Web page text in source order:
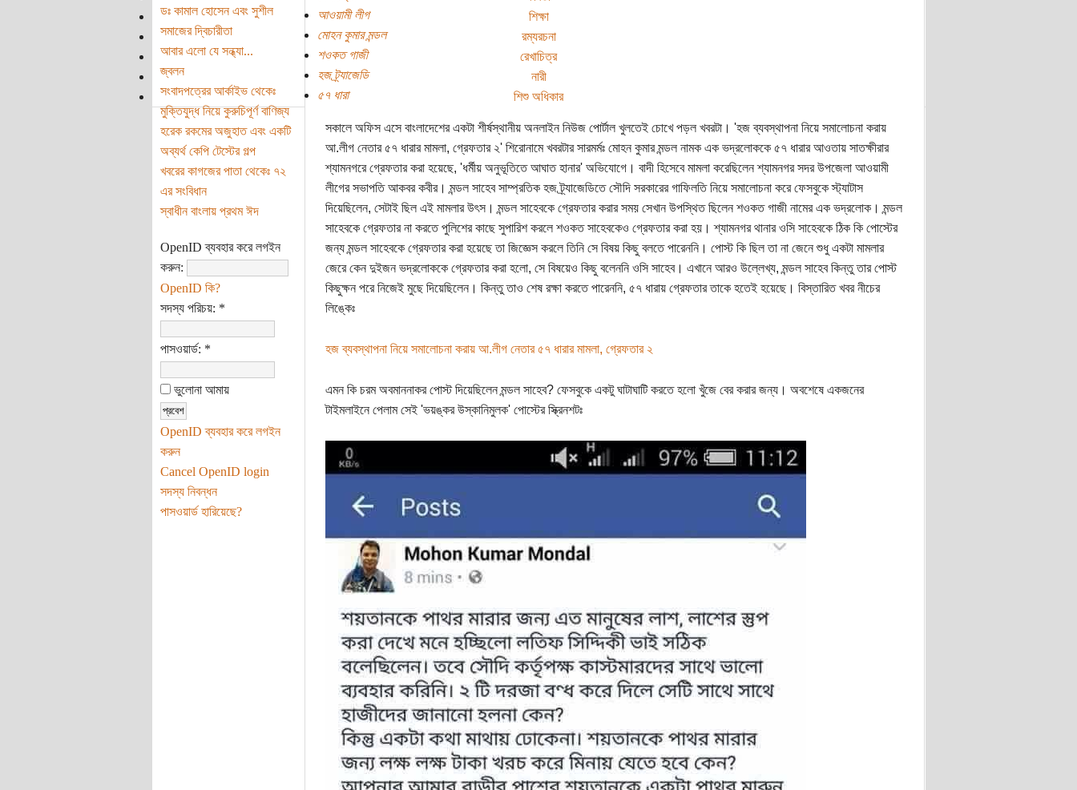
শিক্ষা
রম্যরচনা
রেখাচিত্র
নারী
শিশু অধিকার
ডঃ কামাল হোসেন এবং সুশীল
সমাজের দ্বিচারীতা
আবার এলো যে সন্ধ্যা...
জ্বলন
সংবাদপত্রের আর্কাইভ থেকেঃ
মুক্তিযুদ্ধ নিয়ে কুরুচিপূর্ণ বাণিজ্য
হরেক রকমের অজুহাত এবং একটি
অব্যর্থ কেপি টেস্টের গল্প
খবরের কাগজের পাতা থেকেঃ ৭২
এর সংবিধান
স্বাধীন বাংলায় প্রথম ঈদ
OpenID ব্যবহার করে লগইন
করুন:
OpenID কি?
সদস্য পরিচয়: *
পাসওয়ার্ড: *
ভুলোনা আমায়
OpenID ব্যবহার করে লগইন
করুন
Cancel OpenID login
সদস্য নিবন্ধন
পাসওয়ার্ড হারিয়েছে?
আওয়ামী লীগ
মোহন কুমার মন্ডল
শওকত গাজী
হজ ট্র্যাজেডি
৫৭ ধারা
সকালে অফিস এসে বাংলাদেশের একটা শীর্ষস্থানীয় অনলাইন নিউজ পোর্টাল খুলতেই চোখে পড়ল খবরটা। 'হজ ব্যবস্থাপনা নিয়ে সমালোচনা করায়
আ.লীগ নেতার ৫৭ ধারার মামলা, গ্রেফতার ২' শিরোনামে খবরটার সারমর্মঃ মোহন কুমার মন্ডল নামক এক ভদ্রলোককে ৫৭ ধারার আওতায় সাতক্ষীরার
শ্যামনগরে গ্রেফতার করা হয়েছে, 'ধর্মীয় অনুভূতিতে আঘাত হানার' অভিযোগে। বাদী হিসেবে মামলা করেছিলেন শ্যামনগর সদর উপজেলা আওয়ামী
লীগের সভাপতি আকবর কবীর। মন্ডল সাহেব সাম্প্রতিক হজ ট্র্যাজেডিতে সৌদি সরকারের গাফিলতি নিয়ে সমালোচনা করে ফেসবুকে স্ট্যাটাস
দিয়েছিলেন, সেটাই ছিল এই মামলার উৎস। মন্ডল সাহেবকে গ্রেফতার করার সময় সেখান উপস্থিত ছিলেন শওকত গাজী নামের এক ভদ্রলোক। মন্ডল
সাহেবকে গ্রেফতার না করতে পুলিশের কাছে সুপারিশ করলে শওকত সাহেবকেও গ্রেফতার করা হয়। শ্যামনগর থানার ওসি সাহেবকে ঠিক কি পোস্টের
জন্য মন্ডল সাহেবকে গ্রেফতার করা হয়েছে তা জিজ্ঞেস করলে তিনি সে বিষয় কিছু বলতে পারেননি। পোস্ট কি ছিল তা না জেনে শুধু একটা মামলার
জেরে কেন দুইজন ভদ্রলোককে গ্রেফতার করা হলো, সে বিষয়েও কিছু বলেননি ওসি সাহেব। এখানে আরও উল্লেখ্য, মন্ডল সাহেব কিন্তু তার পোস্ট
কিছুক্ষন পরে নিজেই মুছে দিয়েছিলেন। কিন্তু তাও শেষ রক্ষা করতে পারেননি, ৫৭ ধারায় গ্রেফতার তাকে হতেই হয়েছে। বিস্তারিত খবর নীচের
লিঙ্কেঃ
হজ ব্যবস্থাপনা নিয়ে সমালোচনা করায় আ.লীগ নেতার ৫৭ ধারার মামলা, গ্রেফতার ২
এমন কি চরম অবমাননাকর পোস্ট দিয়েছিলেন মন্ডল সাহেব? ফেসবুকে একটু ঘাটাঘাটি করতে হলো খুঁজে বের করার জন্য। অবশেষে একজনের
টাইমলাইনে পেলাম সেই 'ভয়ঙ্কর উস্কানিমুলক' পোস্টের স্ক্রিনশটঃ